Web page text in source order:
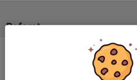
Referat
Inget referat